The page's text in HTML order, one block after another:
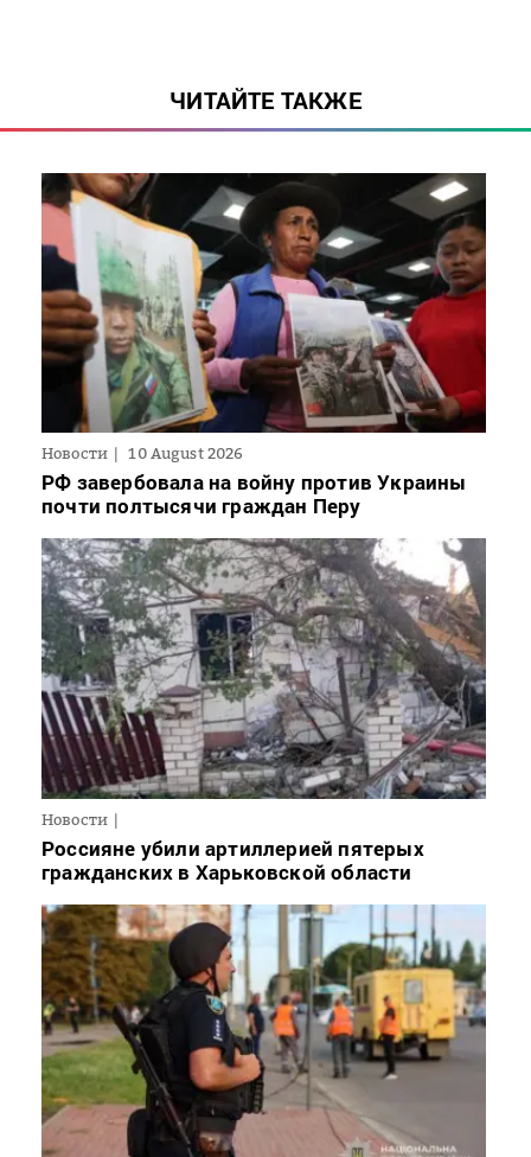
ЧИТАЙТЕ ТАКЖЕ
Новости 10 August 2026
РФ завербовала на войну против Украины
почти полтысячи граждан Перу
Новости
Россияне убили артиллерией пятерых
гражданских в Харьковской области